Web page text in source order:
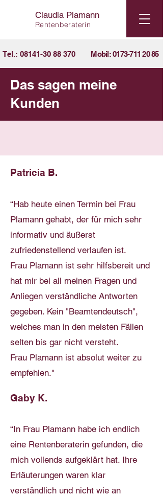
Claudia Plamann
Rentenberaterin
Tel.: 08141-30 88 370 Mobil: 0173-711 20 85
Das sagen meine
Kunden
Patricia B.
“Hab heute einen Termin bei Frau
Plamann gehabt, der für mich sehr
informativ und äußerst
zufriedenstellend verlaufen ist.
Frau Plamann ist sehr hilfsbereit und
hat mir bei all meinen Fragen und
Anliegen verständliche Antworten
gegeben. Kein "Beamtendeutsch",
welches man in den meisten Fällen
selten bis gar nicht versteht.
Frau Plamann ist absolut weiter zu
empfehlen."
Gaby K.
“In Frau Plamann habe ich endlich
eine Rentenberaterin gefunden, die
mich vollends aufgeklärt hat. Ihre
Erläuterungen waren klar
verständlich und nicht wie an